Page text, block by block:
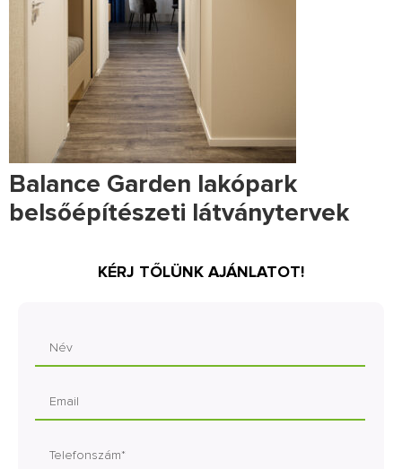
Balance Garden lakópark
belsőépítészeti látványtervek
KÉRJ TŐLÜNK AJÁNLATOT!